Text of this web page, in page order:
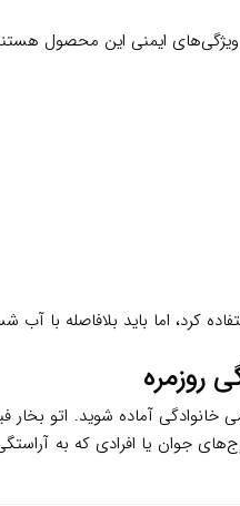
ویژگی‌های ایمنی این محصول
کرد، اما باید بلافاصله با
جوان یا افرادی که به